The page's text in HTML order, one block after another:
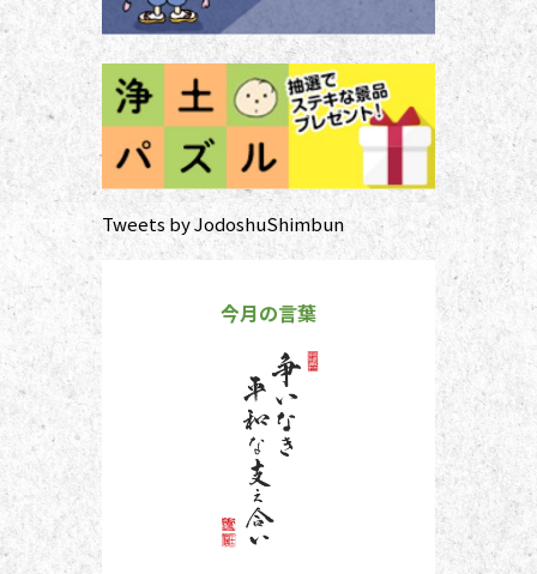
Tweets by JodoshuShimbun
今月の言葉